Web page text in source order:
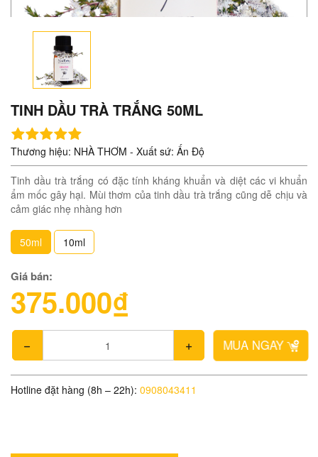
TINH DẦU TRÀ TRẮNG 50ML
Thương hiệu: NHÀ THƠM - Xuất sứ: Ấn Độ
Tinh dầu trà trắng có đặc tính kháng khuẩn và diệt các vi khuẩn
ẩm mốc gây hại. Mùi thơm của tinh dầu trà trắng cũng dễ chịu và
cảm giác nhẹ nhàng hơn
50ml 10ml
Giá bán:
375.000₫
MUA NGAY
Hotline đặt hàng (8h – 22h): 0908043411